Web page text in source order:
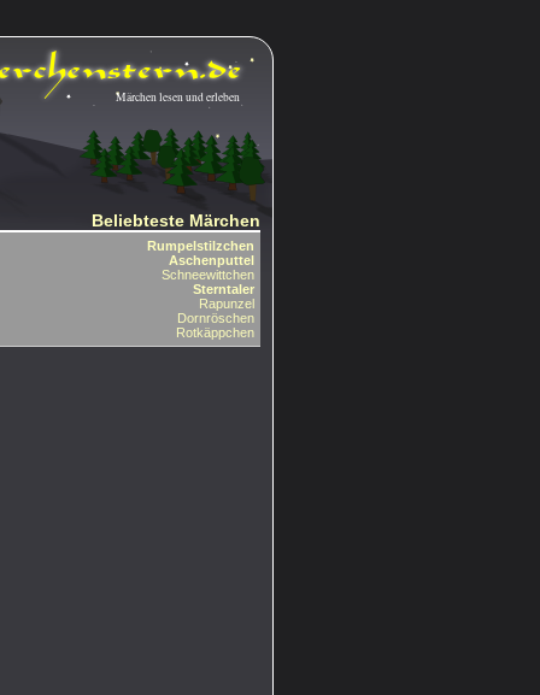
Märchen lesen und erleben
Beliebteste Märchen
Rumpelstilzchen
Aschenputtel
Schneewittchen
Sterntaler
Rapunzel
Dornröschen
Rotkäppchen